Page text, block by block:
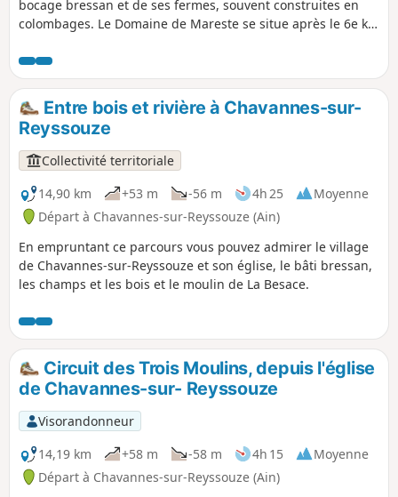
bocage bressan et de ses fermes, souvent construites en
colombages. Le Domaine de Mareste se situe après le 6e km
empruntant ce parcours vous pouvez admirer le bâti
bressan, notamment le domaine de Mareste, un ensemble
dont la partie la plus ancienne remonterait aux XIe ou XIIe
siècle. Ancien pavillon de chasse et dépendances du
Château de Mareste construit par les chevaliers de l'ordre
hospitalier de Saint-Jean de Jérusalem. Domaine privé !
Entre bois et rivière à Chavannes-sur-
Reyssouze
Collectivité territoriale
14,90 km
+53 m -56 m 4h 25
Moyenne
Départ à Chavannes-sur-Reyssouze (Ain)
En empruntant ce parcours vous pouvez admirer le village
de Chavannes-sur-Reyssouze et son église, le bâti bressan,
les champs et les bois et le moulin de La Besace.
Circuit des Trois Moulins, depuis l'église
de Chavannes-sur- Reyssouze
Visorandonneur
14,19 km
+58 m -58 m 4h 15
Moyenne
Départ à Chavannes-sur-Reyssouze (Ain)